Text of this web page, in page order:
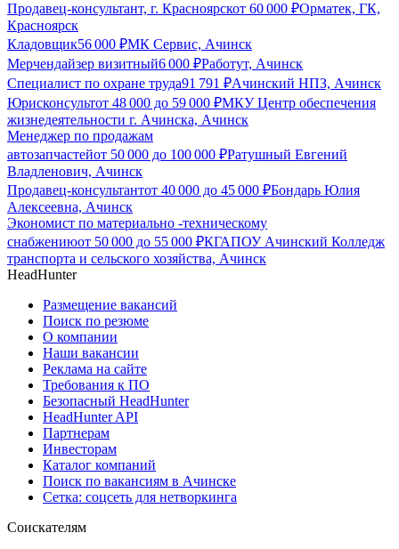
Продавец-консультант, г. Красноярскот 60 000 ₽Орматек, ГК,
Красноярск
Кладовщик56 000 ₽МК Сервис, Ачинск
Мерчендайзер визитный6 000 ₽Работут, Ачинск
Специалист по охране труда91 791 ₽Ачинский НПЗ, Ачинск
Юрисконсультот 48 000 до 59 000 ₽МКУ Центр обеспечения
жизнедеятельности г. Ачинска, Ачинск
Менеджер по продажам
автозапчастейот 50 000 до 100 000 ₽Ратушный Евгений
Владленович, Ачинск
Продавец-консультантот 40 000 до 45 000 ₽Бондарь Юлия
Алексеевна, Ачинск
Экономист по материально -техническому
снабжениюот 50 000 до 55 000 ₽КГАПОУ Ачинский Колледж
транспорта и сельского хозяйства, Ачинск
HeadHunter
Размещение вакансий
Поиск по резюме
О компании
Наши вакансии
Реклама на сайте
Требования к ПО
Безопасный HeadHunter
HeadHunter API
Партнерам
Инвесторам
Каталог компаний
Поиск по вакансиям в Ачинске
Сетка: соцсеть для нетворкинга
Соискателям